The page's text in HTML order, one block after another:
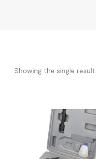
Showing the single result